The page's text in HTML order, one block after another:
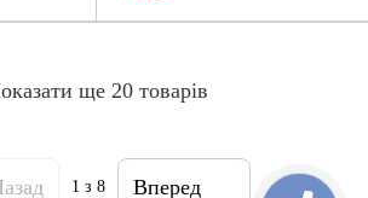
ще 20 товарів
1 з 8 Вперед